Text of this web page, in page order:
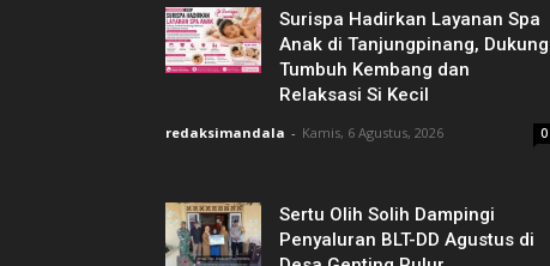
Surispa Hadirkan Layanan Spa
Anak di Tanjungpinang, Dukung
Tumbuh Kembang dan
Relaksasi Si Kecil
redaksimandala - Kamis, 6 Agustus, 2026 0
Sertu Olih Solih Dampingi
Penyaluran BLT-DD Agustus di